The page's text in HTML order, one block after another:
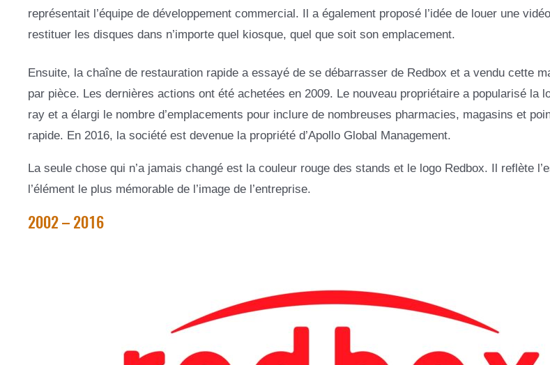
représentait l’équipe de développement commercial. Il a également proposé l’idée de louer une
restituer les disques dans n’importe quel kiosque, quel que soit son emplacement.
Ensuite, la chaîne de restauration rapide a essayé de se débarrasser de Redbox et a vendu cette
par pièce. Les dernières actions ont été achetées en 2009. Le nouveau propriétaire a popularisé la
ray et a élargi le nombre d’emplacements pour inclure de nombreuses pharmacies, magasins et
rapide. En 2016, la société est devenue la propriété d’Apollo Global Management.
La seule chose qui n’a jamais changé est la couleur rouge des stands et le logo Redbox. Il reflète
l’élément le plus mémorable de l’image de l’entreprise.
2002 – 2016